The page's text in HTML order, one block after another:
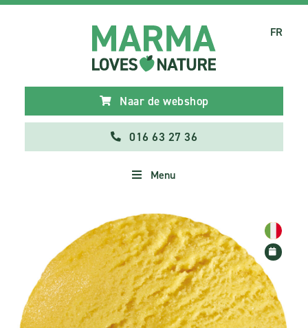
Naar de webshop
016 63 27 36
Menu
FR